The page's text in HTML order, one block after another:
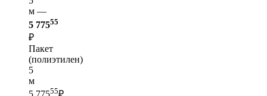
м —
5 77555
₽
Пакет
(полиэтилен)
5
м
5 77555₽